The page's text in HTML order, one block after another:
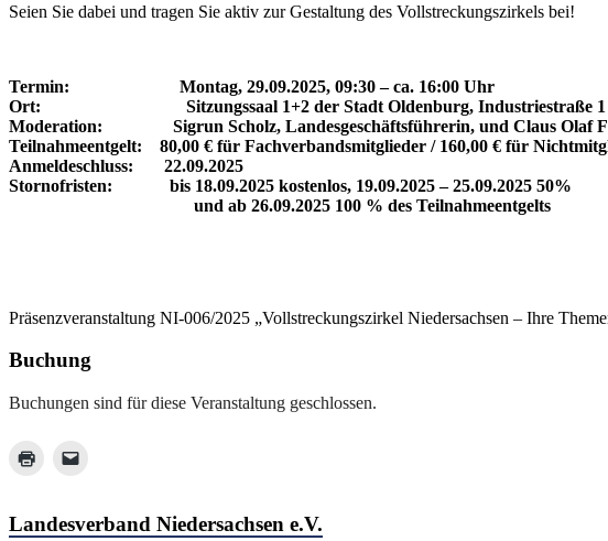
Seien Sie dabei und tragen Sie aktiv zur Gestaltung des Vollstreckungszirkels bei!
Termin: Montag, 29.09.2025, 09:30 – ca. 16:00 Uhr
Ort: Sitzungssaal 1+2 der Stadt Oldenburg, Industriestraße 1 d,
Moderation: Sigrun Scholz, Landesgeschäftsführerin, und Claus Olaf
Teilnahmeentgelt: 80,00 € für Fachverbandsmitglieder / 160,00 € für
Anmeldeschluss: 22.09.2025
Stornofristen: bis 18.09.2025 kostenlos, 19.09.2025 – 25.09.2025 50%
und ab 26.09.2025 100 % des Teilnahmeentgelts
Präsenzveranstaltung NI-006/2025 „Vollstreckungszirkel Niedersachsen – Ihre
Buchung
Buchungen sind für diese Veranstaltung geschlossen.
Landesverband Niedersachsen e.V.